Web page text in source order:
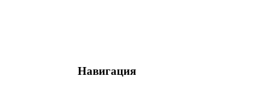
Навигация